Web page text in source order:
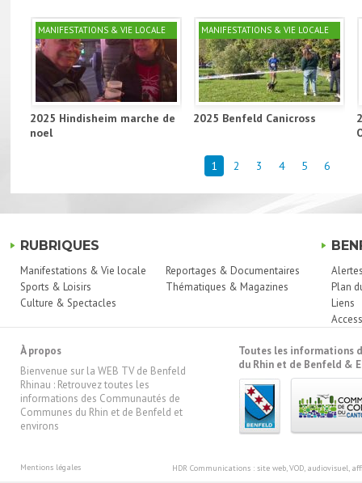
MANIFESTATIONS & VIE LOCALE
2025 Hindisheim marche de
noel
MANIFESTATIONS & VIE LOCALE
2025 Benfeld Canicross
1 2 3 4 5 6
RUBRIQUES
Manifestations & Vie locale
Sports & Loisirs
Culture & Spectacles
Reportages & Documentaires
Thématiques & Magazines
Plan
Liens
À propos
Bienvenue sur la WEB TV de Benfeld
Rhinau : Retrouvez toutes les
informations des Communautés de
Communes du Rhin et de Benfeld et
environs
Toutes les informations
du Rhin et de Benfeld &
Mentions légales HDR Communications : site web, VOD, audiovisuel,